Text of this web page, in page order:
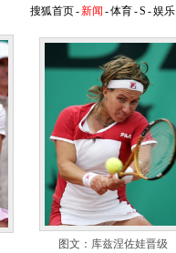
搜狐首页-新闻 -体育-S -娱乐
图文：库兹涅佐娃晋级